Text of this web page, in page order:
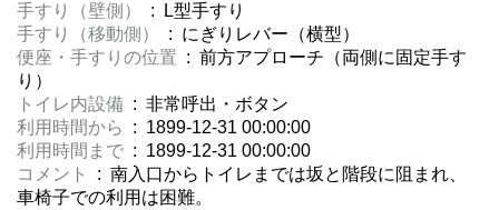
手すり（壁側）
: L型手すり
手すり（移動側）
: にぎりレバー（横型）
便座・手すりの位置 : 前方アプローチ（両側に固定手す
り）
トイレ内設備 : 非常呼出・ボタン
利用時間から
: 1899-12-31 00:00:00
利用時間まで : 1899-12-31 00:00:00
コメント
: 南入口からトイレまでは坂と階段に阻まれ、
車椅子での利用は困難。